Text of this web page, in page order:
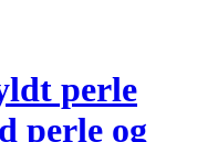
perle
perle og